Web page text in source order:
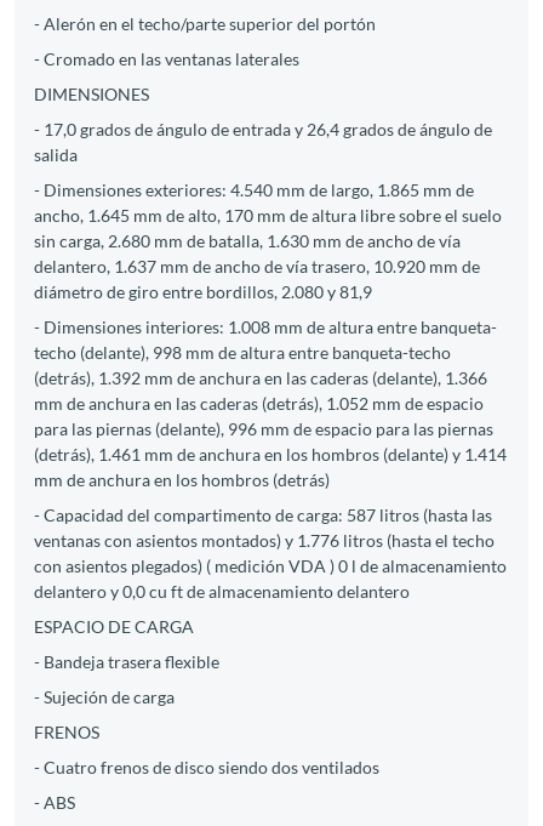
- Alerón en el techo/parte superior del portón
- Cromado en las ventanas laterales
DIMENSIONES
- 17,0 grados de ángulo de entrada y 26,4 grados de ángulo de
salida
- Dimensiones exteriores: 4.540 mm de largo, 1.865 mm de
ancho, 1.645 mm de alto, 170 mm de altura libre sobre el suelo
sin carga, 2.680 mm de batalla, 1.630 mm de ancho de vía
delantero, 1.637 mm de ancho de vía trasero, 10.920 mm de
diámetro de giro entre bordillos, 2.080 y 81,9
- Dimensiones interiores: 1.008 mm de altura entre banqueta-
techo (delante), 998 mm de altura entre banqueta-techo
(detrás), 1.392 mm de anchura en las caderas (delante), 1.366
mm de anchura en las caderas (detrás), 1.052 mm de espacio
para las piernas (delante), 996 mm de espacio para las piernas
(detrás), 1.461 mm de anchura en los hombros (delante) y 1.414
mm de anchura en los hombros (detrás)
- Capacidad del compartimento de carga: 587 litros (hasta las
ventanas con asientos montados) y 1.776 litros (hasta el techo
con asientos plegados) ( medición VDA ) 0 l de almacenamiento
delantero y 0,0 cu ft de almacenamiento delantero
ESPACIO DE CARGA
- Bandeja trasera flexible
- Sujeción de carga
FRENOS
- Cuatro frenos de disco siendo dos ventilados
- ABS